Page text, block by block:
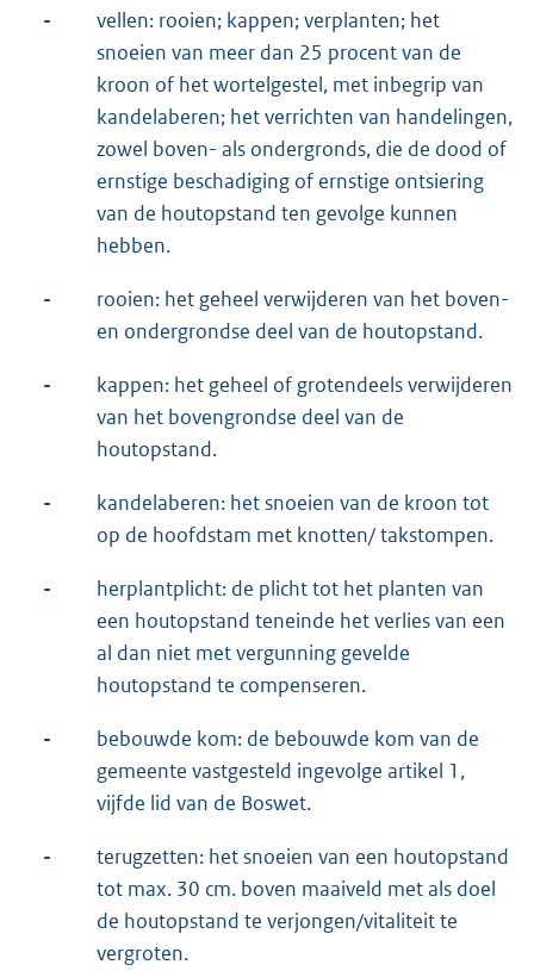
-
vellen: rooien; kappen; verplanten; het
snoeien van meer dan 25 procent van de
kroon of het wortelgestel, met inbegrip van
kandelaberen; het verrichten van handelingen,
zowel boven- als ondergronds, die de dood of
ernstige beschadiging of ernstige ontsiering
van de houtopstand ten gevolge kunnen
hebben.
-
rooien: het geheel verwijderen van het boven-
en ondergrondse deel van de houtopstand.
-
kappen: het geheel of grotendeels verwijderen
van het bovengrondse deel van de
houtopstand.
-
kandelaberen: het snoeien van de kroon tot
op de hoofdstam met knotten/ takstompen.
-
herplantplicht: de plicht tot het planten van
een houtopstand teneinde het verlies van een
al dan niet met vergunning gevelde
houtopstand te compenseren.
-
bebouwde kom: de bebouwde kom van de
gemeente vastgesteld ingevolge artikel 1,
vijfde lid van de Boswet.
-
terugzetten: het snoeien van een houtopstand
tot max. 30 cm. boven maaiveld met als doel
de houtopstand te verjongen/vitaliteit te
vergroten.